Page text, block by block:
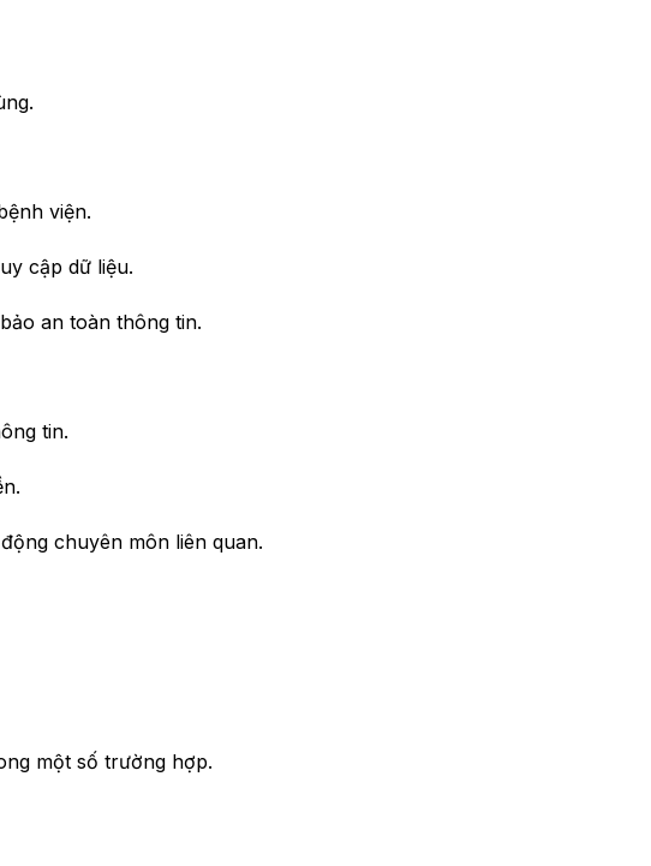
viện.
cập dữ liệu.
an toàn thông tin.
tin.
chuyên môn liên quan.
một số trường hợp.